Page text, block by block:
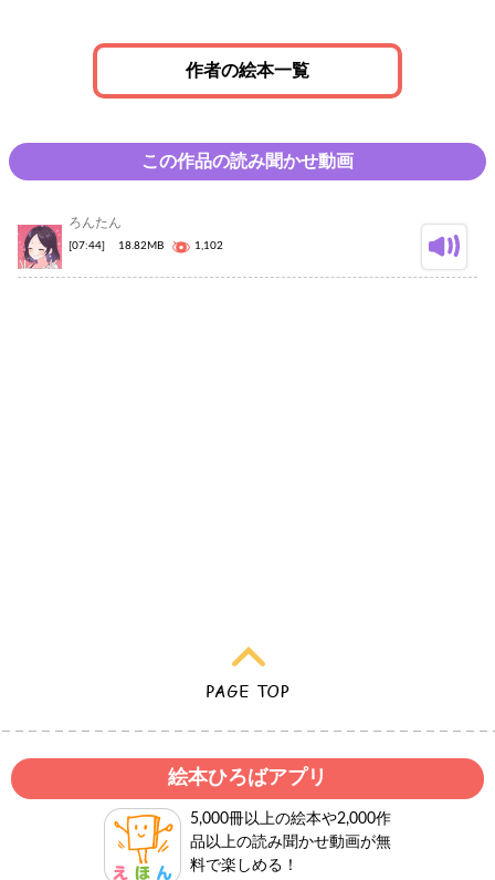
作者の絵本一覧
この作品の読み聞かせ動画
ろんたん
[07:44] 18.82MB 1,102
絵本ひろばアプリ
5,000冊以上の絵本や2,000作
品以上の読み聞かせ動画が無
料で楽しめる！